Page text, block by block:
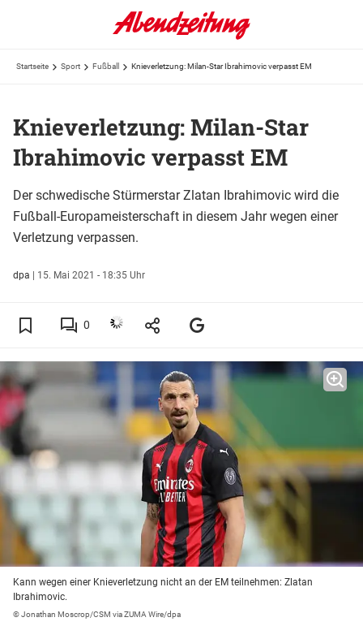
Startseite Sport Fußball Knieverletzung: Milan-Star Ibrahimovic verpasst EM
Knieverletzung: Milan-Star
Ibrahimovic verpasst EM
Der schwedische Stürmerstar Zlatan Ibrahimovic wird die
Fußball-Europameisterschaft in diesem Jahr wegen einer
Verletzung verpassen.
dpa | 15. Mai 2021 - 18:35 Uhr
0
Kann wegen einer Knieverletzung nicht an der EM teilnehmen: Zlatan
Ibrahimovic.
© Jonathan Moscrop/CSM via ZUMA Wire/dpa